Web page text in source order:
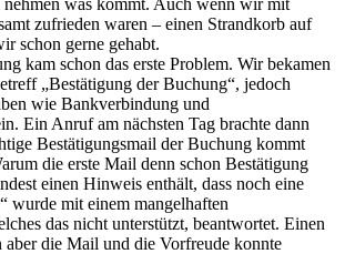
zufrieden waren – einen Strandkorb auf
schon gerne gehabt.
kam schon das erste Problem. Wir bekamen
„Bestätigung der Buchung“, jedoch
wie Bankverbindung und
Ein Anruf am nächsten Tag brachte dann
Bestätigungsmail der Buchung kommt
die erste Mail denn schon Bestätigung
einen Hinweis enthält, dass noch eine
wurde mit einem mangelhaften
das nicht unterstützt, beantwortet. Einen
aber die Mail und die Vorfreude konnte